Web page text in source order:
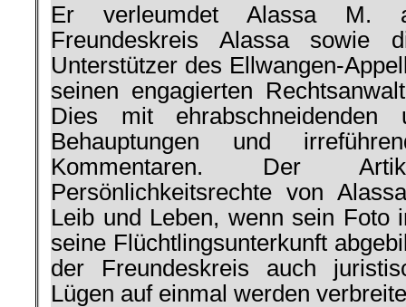
Er verleumdet Alassa M.
Freundeskreis Alassa sowie
Unterstützer des Ellwangen-
seinen engagierten
Dies mit ehrabschneidenden
Behauptungen und
Kommentaren. Der
Persönlichkeitsrechte von
Leib und Leben, wenn sein Foto
seine Flüchtlingsunterkunft
der Freundeskreis auch
Lügen auf einmal werden